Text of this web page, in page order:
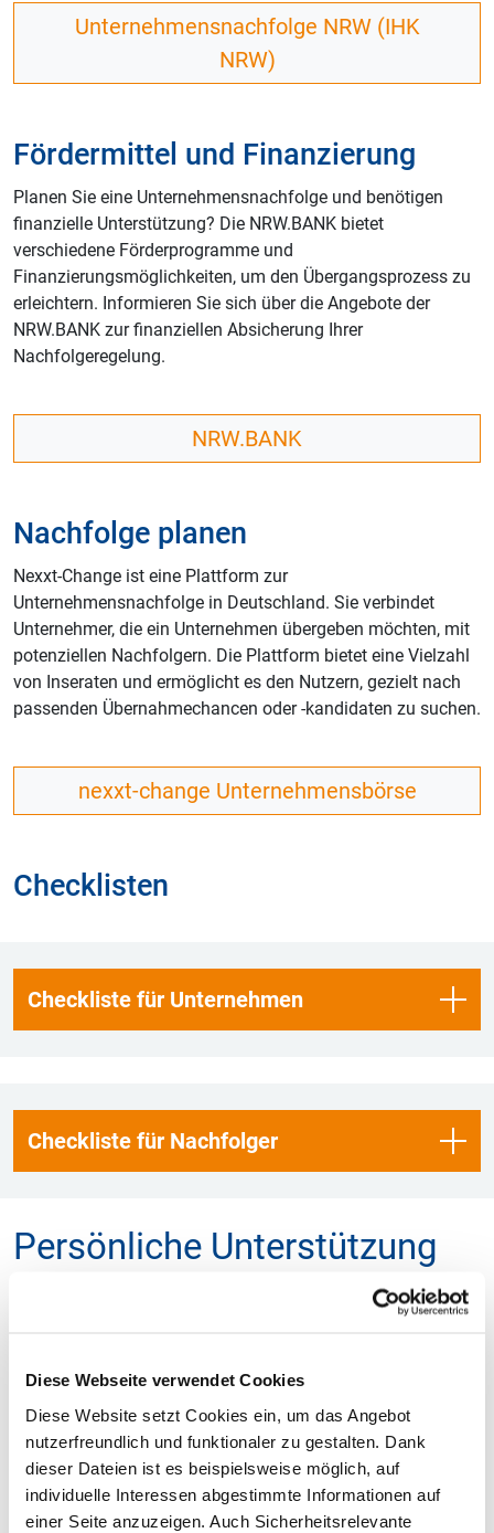
Diese Webseite verwendet Cookies
Diese Website setzt Cookies ein, um das Angebot
nutzerfreundlich und funktionaler zu gestalten. Dank
dieser Dateien ist es beispielsweise möglich, auf
individuelle Interessen abgestimmte Informationen auf
einer Seite anzuzeigen. Auch Sicherheitsrelevante
Unternehmensnachfolge NRW (IHK
NRW)
Fördermittel und Finanzierung
Planen Sie eine Unternehmensnachfolge und benötigen
finanzielle Unterstützung? Die NRW.BANK bietet
verschiedene Förderprogramme und
Finanzierungsmöglichkeiten, um den Übergangsprozess zu
erleichtern. Informieren Sie sich über die Angebote der
NRW.BANK zur finanziellen Absicherung Ihrer
Nachfolgeregelung.
NRW.BANK
Nachfolge planen
Nexxt-Change ist eine Plattform zur
Unternehmensnachfolge in Deutschland. Sie verbindet
Unternehmer, die ein Unternehmen übergeben möchten, mit
potenziellen Nachfolgern. Die Plattform bietet eine Vielzahl
von Inseraten und ermöglicht es den Nutzern, gezielt nach
passenden Übernahmechancen oder -kandidaten zu suchen.
nexxt-change Unternehmensbörse
Checklisten
Checkliste für Unternehmen
Checkliste für Nachfolger
Persönliche Unterstützung
durch DEHOGA-Partner
Übergangsprozess effizienter, sicherer und erfolgreicher
machen. Als unbeteiligte Dritte können externe Berater eine
objektive Sichtweise einbringen. Sie sind in der Lage,
emotionale und familiäre Dynamiken besser zu handhaben
und helfen, rationale und gut durchdachte Entscheidungen
zu treffen.